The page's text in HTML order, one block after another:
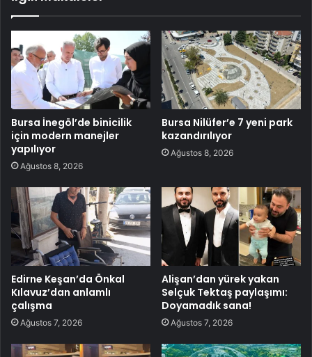
Bursa İnegöl’de binicilik
için modern manejler
yapılıyor
Ağustos 8, 2026
Bursa Nilüfer’e 7 yeni park
kazandırılıyor
Ağustos 8, 2026
Edirne Keşan’da Önkal
Kılavuz’dan anlamlı
çalışma
Ağustos 7, 2026
Alişan’dan yürek yakan
Selçuk Tektaş paylaşımı:
Doyamadık sana!
Ağustos 7, 2026